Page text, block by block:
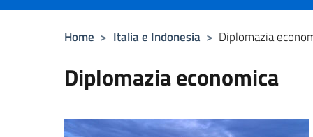
Home > Italia e Indonesia > Diplomazia
Diplomazia economica